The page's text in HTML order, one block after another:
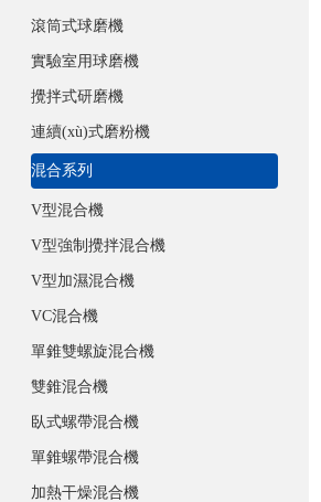
滾筒式球磨機
實驗室用球磨機
攪拌式研磨機
連續(xù)式磨粉機
混合系列
V型混合機
V型強制攪拌混合機
V型加濕混合機
VC混合機
單錐雙螺旋混合機
雙錐混合機
臥式螺帶混合機
單錐螺帶混合機
加熱干燥混合機